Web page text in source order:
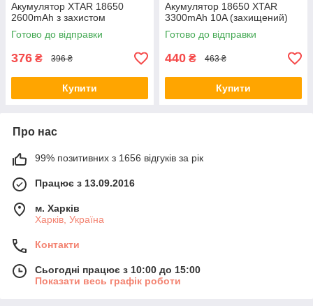
Акумулятор XTAR 18650
2600mAh з захистом
Готово до відправки
376 ₴ 396 ₴
Купити
Акумулятор 18650 XTAR
3300mAh 10A (захищений)
Готово до відправки
440 ₴ 463 ₴
Купити
Про нас
99% позитивних з 1656 відгуків за рік
Працює з 13.09.2016
м. Харків
Харків, Україна
Контакти
Сьогодні працює з 10:00 до 15:00
Показати весь графік роботи